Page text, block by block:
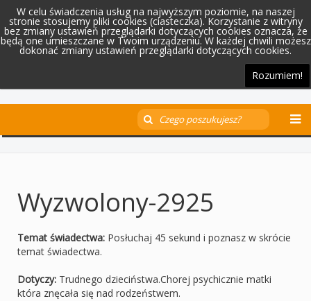
W celu świadczenia usług na najwyższym poziomie, na naszej
stronie stosujemy pliki cookies (ciasteczka). Korzystanie z witryny
bez zmiany ustawień przeglądarki dotyczących cookies oznacza, że
będą one umieszczane w Twoim urządzeniu. W każdej chwili możesz
dokonać zmiany ustawień przeglądarki dotyczących cookies.
Rozumiem!
Wyzwolony-2925
Temat świadectwa: Posłuchaj 45 sekund i poznasz w skrócie
temat świadectwa.
Dotyczy: Trudnego dzieciństwa.Chorej psychicznie matki
która znęcała się nad rodzeństwem.